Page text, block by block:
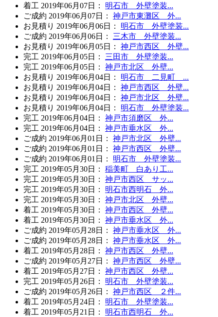
着工 2019年06月07日 ：
明石市 外壁塗装...
ご成約 2019年06月07日 ：
神戸市東灘区 外...
お見積り 2019年06月06日 ：
明石市 外壁塗装...
ご成約 2019年06月06日 ：
三木市 外壁塗装...
お見積り 2019年06月05日 ：
神戸市西区 外壁...
完工 2019年06月05日 ：
三田市 外壁塗装...
完工 2019年06月05日 ：
神戸市北区 外壁...
お見積り 2019年06月04日 ：
明石市 二見町 ...
お見積り 2019年06月04日 ：
神戸市西区 外壁...
お見積り 2019年06月04日 ：
神戸市北区 外壁...
お見積り 2019年06月04日 ：
明石市 外壁塗装...
完工 2019年06月04日 ：
神戸市須磨区 外...
完工 2019年06月04日 ：
神戸市垂水区 外...
ご成約 2019年06月01日 ：
神戸市北区 外壁...
ご成約 2019年06月01日 ：
神戸市西区 外壁...
ご成約 2019年06月01日 ：
明石市 外壁塗装...
完工 2019年05月30日 ：
稲美町 白あり工...
完工 2019年05月30日 ：
神戸市西区 サッ...
完工 2019年05月30日 ：
明石市西明石 外...
完工 2019年05月30日 ：
神戸市北区 外壁...
着工 2019年05月30日 ：
神戸市西区 外壁...
着工 2019年05月30日 ：
神戸市垂水区 外...
ご成約 2019年05月28日 ：
神戸市垂水区 外...
ご成約 2019年05月28日 ：
神戸市垂水区 外...
着工 2019年05月28日 ：
神戸市西区 外壁...
ご成約 2019年05月27日 ：
神戸市西区 外壁...
着工 2019年05月27日 ：
神戸市西区 外壁...
完工 2019年05月26日 ：
明石市 外壁塗装...
ご成約 2019年05月26日 ：
神戸市西区 ２件...
着工 2019年05月24日 ：
明石市 外壁塗装...
着工 2019年05月21日 ：
明石市西明石 外...